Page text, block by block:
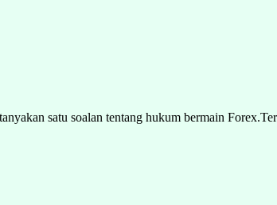
satu soalan tentang hukum bermain